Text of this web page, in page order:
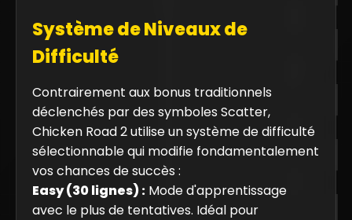
Système de Niveaux de
Difficulté
Contrairement aux bonus traditionnels
déclenchés par des symboles Scatter,
Chicken Road 2 utilise un système de difficulté
sélectionnable qui modifie fondamentalement
vos chances de succès :
Easy (30 lignes) : Mode d'apprentissage
avec le plus de tentatives. Idéal pour